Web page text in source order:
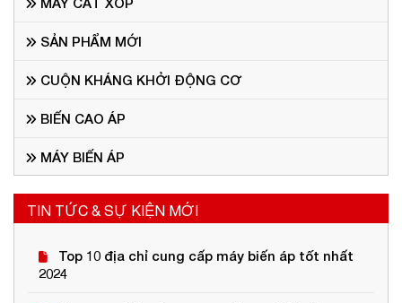
SẢN PHẨM MỚI
CUỘN KHÁNG KHỞI ĐỘNG CƠ
BIẾN CAO ÁP
MÁY BIẾN ÁP
TIN TỨC & SỰ KIỆN MỚI
Top 10 địa chỉ cung cấp máy biến áp tốt nhất
2024